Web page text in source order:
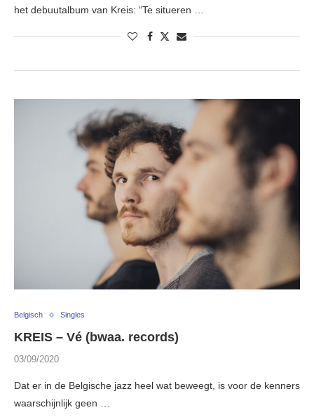
het debuutalbum van Kreis: “Te situeren …
Belgisch Singles
KREIS – Vé (bwaa. records)
03/09/2020
Dat er in de Belgische jazz heel wat beweegt, is voor de kenners
waarschijnlijk geen …